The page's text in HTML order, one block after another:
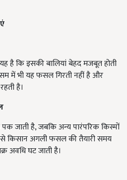
है कि इसकी बालियां बेहद मजबूत होती
में भी यह फसल गिरती नहीं है और
है।
जाती है, जबकि अन्य पारंपरिक किस्मों
किसान अगली फसल की तैयारी समय
अवधि घट जाती है।